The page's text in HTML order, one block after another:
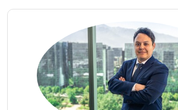
jurídico sobre la correcta aplicación de
coherencia con los principios del
y contractual.
El proyecto es dirigido por Carlos
Licenciado en Ciencias Jurídicas y
Derecho Civil Patrimonial por la